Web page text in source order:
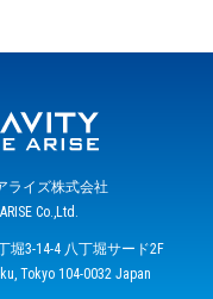
ライズ株式会社
Co.,Ltd.
堀3-14-4 八丁堀サード2F
Tokyo 104-0032 Japan